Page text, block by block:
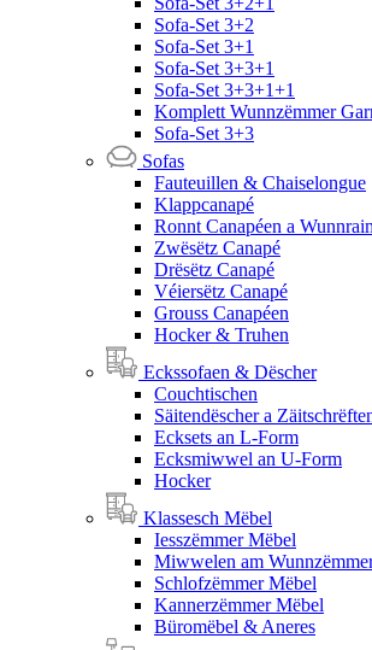
Sofa-Set 3+2
Sofa-Set 3+1
Sofa-Set 3+3+1
Sofa-Set 3+3+1+1
Komplett Wunnzëmmer
Sofa-Set 3+3
Sofas
Fauteuillen & Chaiselongue
Klappcanapé
Ronnt Canapéen a
Zwësëtz Canapé
Drësëtz Canapé
Véiersëtz Canapé
Grouss Canapéen
Hocker & Truhen
Eckssofaen & Dëscher
Couchtischen
Säitendëscher a
Ecksets an L-Form
Ecksmiwwel an U-Form
Hocker
Klassesch Mëbel
Iesszëmmer Mëbel
Miwwelen am
Schlofzëmmer Mëbel
Kannerzëmmer Mëbel
Büromëbel & Aneres